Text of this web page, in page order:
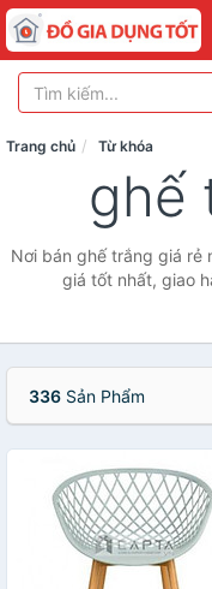
Trang chủ Từ khóa
ghế
Nơi bán ghế trắng giá rẻ
giá tốt nhất, giao
336 Sản Phẩm